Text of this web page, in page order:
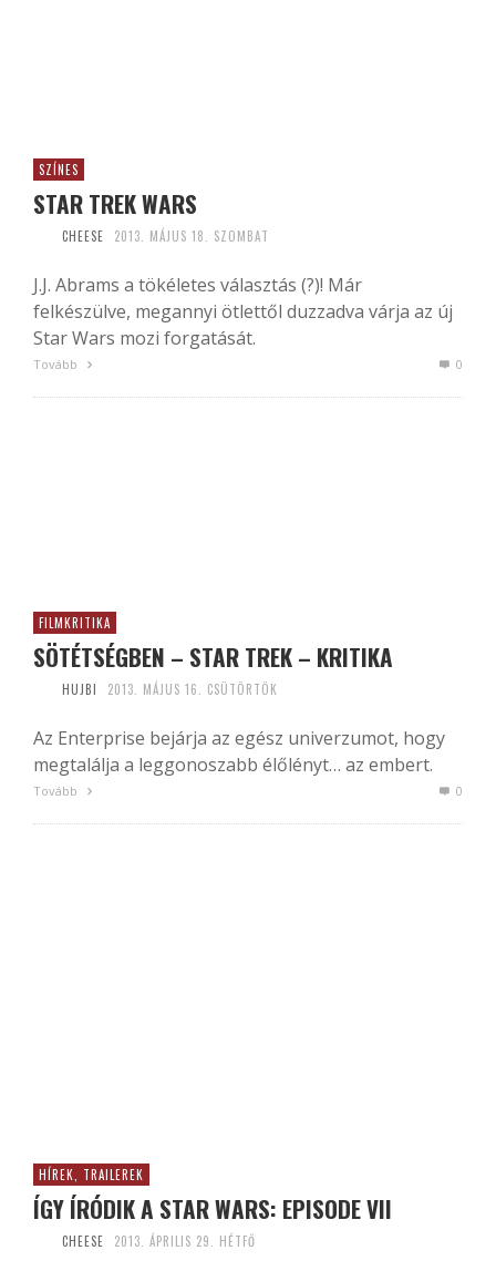
SZÍNES
STAR TREK WARS
CHEESE 2013. MÁJUS 18. SZOMBAT
J.J. Abrams a tökéletes választás (?)! Már
felkészülve, megannyi ötlettől duzzadva várja az új
Star Wars mozi forgatását.
Tovább 0
FILMKRITIKA
SÖTÉTSÉGBEN – STAR TREK – KRITIKA
HUJBI 2013. MÁJUS 16. CSÜTÖRTÖK
Az Enterprise bejárja az egész univerzumot, hogy
megtalálja a leggonoszabb élőlényt… az embert.
Tovább 0
HÍREK, TRAILEREK
ÍGY ÍRÓDIK A STAR WARS: EPISODE VII
CHEESE 2013. ÁPRILIS 29. HÉTFŐ